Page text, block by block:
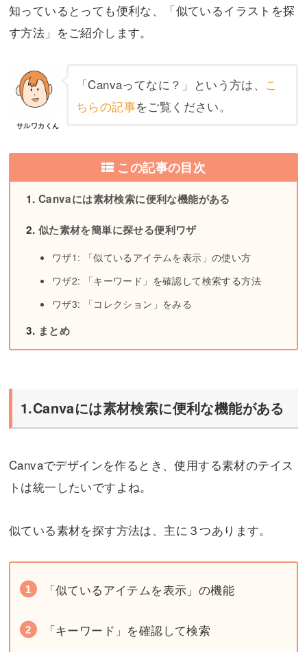
知っているとっても便利な、「似ているイラストを探
す方法」をご紹介します。
サルワカくん
「Canvaってなに？」という方は、 こ
ちらの記事をご覧ください。
この記事の目次
Canvaには素材検索に便利な機能がある
似た素材を簡単に探せる便利ワザ
ワザ1: 「似ているアイテムを表示」の使い方
ワザ2: 「キーワード」を確認して検索する方法
ワザ3: 「コレクション」をみる
まとめ
1.Canvaには素材検索に便利な機能がある
Canvaでデザインを作るとき、使用する素材のテイス
トは統一したいですよね。
似ている素材を探す方法は、主に３つあります。
「似ているアイテムを表示」の機能
「キーワード」を確認して検索